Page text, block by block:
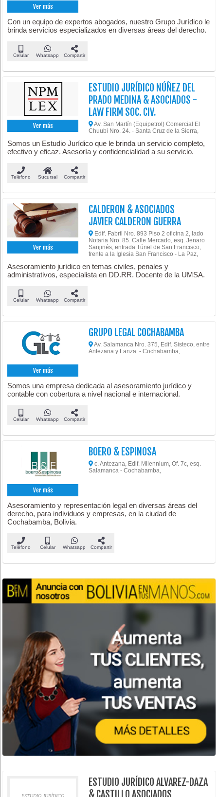
Ver más
Con un equipo de expertos abogados, nuestro Grupo Jurídico le
brinda servicios especializados en diversas áreas del derecho.
Celular Whatsapp Compartir
Ver más
ESTUDIO JURÍDICO NÚÑEZ DEL
PRADO MEDINA & ASOCIADOS -
LAW FIRM SOC. CIV.
Av. San Martín (Equipetrol) Comercial El
Chuubi Nro. 24. - Santa Cruz de la Sierra,
Somos un Estudio Jurídico que le brinda un servicio completo,
efectivo y eficaz. Asesoría y confidencialidad a su servicio.
Teléfono Sucursal Compartir
Ver más
CALDERON & ASOCIADOS
JAVIER CALDERON GUERRA
Edif. Fabril Nro. 893 Piso 2 oficina 2, lado
Notaria Nro. 85. Calle Mercado, esq. Jenaro
Sanjinés, entrada Túnel de San Francisco,
frente a la Iglesia San Francisco - La Paz,
Asesoramiento jurídico en temas civiles, penales y
administrativos, especialista en DD.RR. Docente de la UMSA.
Celular Whatsapp Compartir
Ver más
GRUPO LEGAL COCHABAMBA
Av. Salamanca Nro. 375, Edif. Sisteco, entre
Antezana y Lanza. - Cochabamba,
Somos una empresa dedicada al asesoramiento jurídico y
contable con cobertura a nivel nacional e internacional.
Celular Whatsapp Compartir
Ver más
BOERO & ESPINOSA
c. Antezana, Edif. Milennium, Of. 7c, esq.
Salamanca - Cochabamba,
Asesoramiento y representación legal en diversas áreas del
derecho, para individuos y empresas, en la ciudad de
Cochabamba, Bolivia.
Teléfono Celular Whatsapp Compartir
ESTUDIO JURÍDICO
ESTUDIO JURÍDICO ALVAREZ-DAZA
& CASTILLO ASOCIADOS